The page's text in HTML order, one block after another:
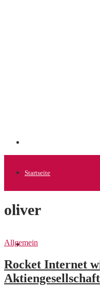
Startseite
Allgemein
Startups
News
oliver
Allgemein
Rocket Internet
Aktiengesellschaft